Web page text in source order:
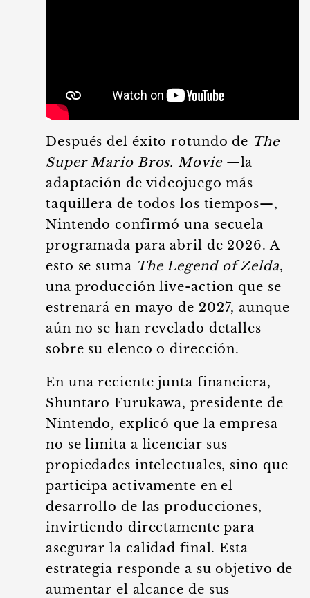
Después del éxito rotundo de The
Super Mario Bros. Movie—la
adaptación de videojuego más
taquillera de todos los tiempos—,
Nintendo confirmó una secuela
programada para abril de 2026. A
esto se suma The Legend of Zelda,
una producción live-action que se
estrenará en mayo de 2027, aunque
aún no se han revelado detalles
sobre su elenco o dirección.
En una reciente junta financiera,
Shuntaro Furukawa, presidente de
Nintendo, explicó que la empresa
no se limita a licenciar sus
propiedades intelectuales, sino que
participa activamente en el
desarrollo de las producciones,
invirtiendo directamente para
asegurar la calidad final. Esta
estrategia responde a su objetivo de
aumentar el alcance de sus